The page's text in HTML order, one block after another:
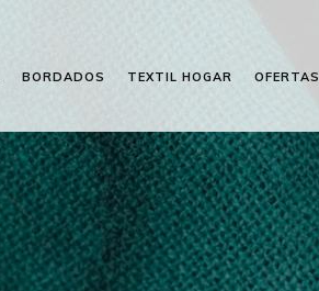
BORDADOS TEXTIL HOGAR OFERTAS